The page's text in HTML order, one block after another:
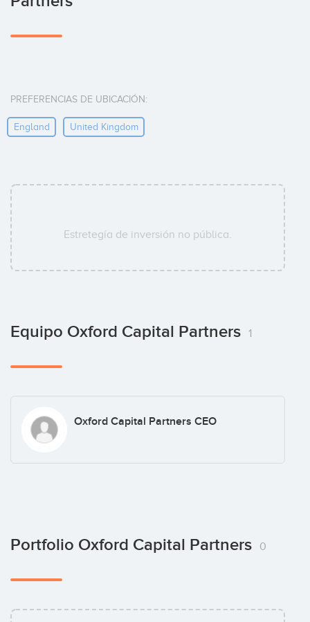
PREFERENCIAS DE UBICACIÓN:
England United Kingdom
Estretegía de inversión no pública.
Equipo Oxford Capital Partners 1
Oxford Capital Partners CEO
Portfolio Oxford Capital Partners 0